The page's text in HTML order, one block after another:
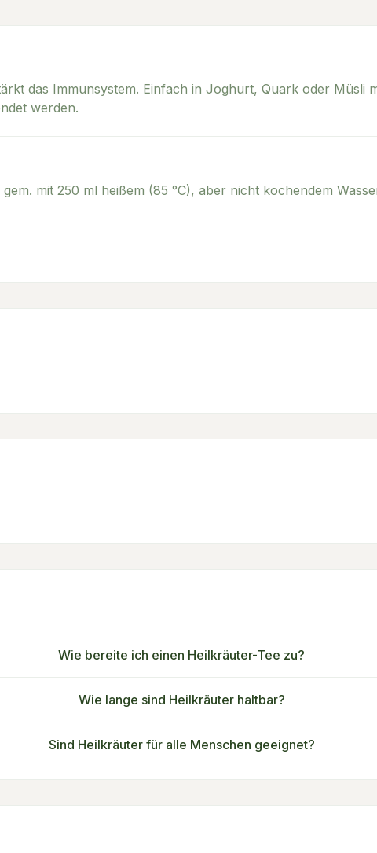
das Immunsystem. Einfach in Joghurt, Quark oder
werden.
mit 250 ml heißem (85 °C), aber nicht kochendem
Wie bereite ich einen Heilkräuter-Tee zu?
Wie lange sind Heilkräuter haltbar?
Sind Heilkräuter für alle Menschen geeignet?